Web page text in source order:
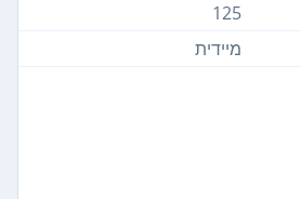
125
מיידית